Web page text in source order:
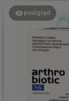
podgląd